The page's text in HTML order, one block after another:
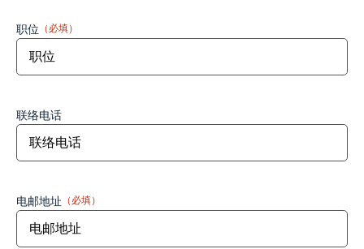
职位 （必填）
联络电话
电邮地址 （必填）